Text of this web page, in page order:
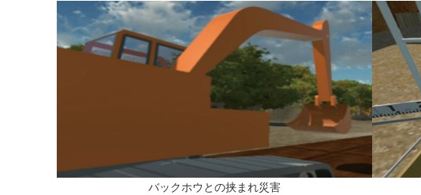
バックホウとの挟まれ災害